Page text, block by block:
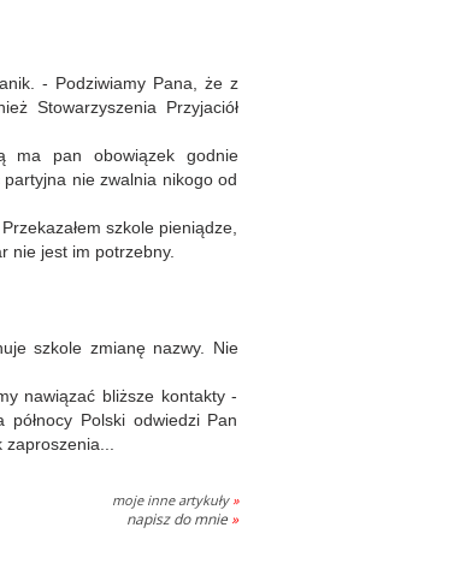
- Podziwiamy Pana, że z
Stowarzyszenia Przyjaciół
ma pan obowiązek godnie
nie zwalnia nikogo od
szkole pieniądze,
nie jest im potrzebny.
szkole zmianę nazwy. Nie
nawiązać bliższe kontakty -
Polski odwiedzi Pan
moje inne artykuły »
napisz do mnie »